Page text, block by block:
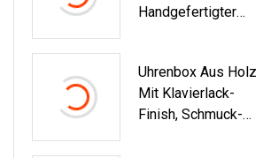
Handgefertigter
Aufbewahrungskor
B,
Aufbewahrungsbox
Uhrenbox Aus Holz
Mit Klavierlack-
Finish, Schmuck-